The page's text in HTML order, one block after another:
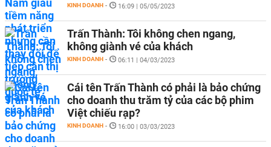
KINH DOANH - 16:09 | 05/05/2023
Trấn Thành: Tôi không chen ngang,
không giành vé của khách
KINH DOANH - 06:11 | 04/03/2023
Cái tên Trấn Thành có phải là bảo chứng
cho doanh thu trăm tỷ của các bộ phim
Việt chiếu rạp?
KINH DOANH - 16:00 | 03/03/2023